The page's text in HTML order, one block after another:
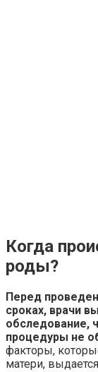
Когда
роды?
Перед
сроках, врачи
обследование,
процедуры не
факторы,
матери,